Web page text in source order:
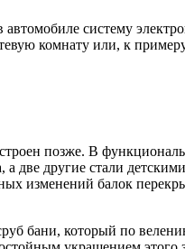
систему
комнату или, к
позже. В
а две другие стали
изменений балок
бани, который по